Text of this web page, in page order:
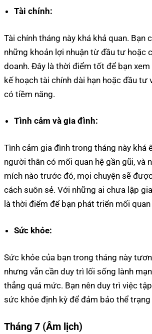
Tài chính:
Tài chính tháng này khá khả quan. Bạn
những khoản lợi nhuận từ đầu tư hoặc
doanh. Đây là thời điểm tốt để bạn
kế hoạch tài chính dài hạn hoặc đầu tư
có tiềm năng.
Tình cảm và gia đình:
Tình cảm gia đình trong tháng này khá
người thân có mối quan hệ gần gũi, và
mích nào trước đó, mọi chuyện sẽ
cách suôn sẻ. Với những ai chưa lập
là thời điểm để bạn phát triển mối quan
Sức khỏe:
Sức khỏe của bạn trong tháng này
nhưng vẫn cần duy trì lối sống lành
thẳng quá mức. Bạn nên duy trì việc
sức khỏe định kỳ để đảm bảo thể
Tháng 7 (Âm lịch)